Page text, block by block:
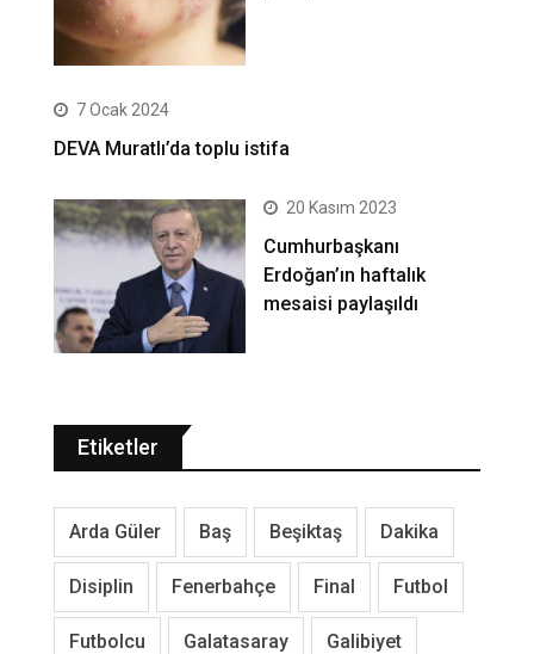
7 Ocak 2024
DEVA Muratlı’da toplu istifa
20 Kasım 2023
Cumhurbaşkanı
Erdoğan’ın haftalık
mesaisi paylaşıldı
Etiketler
Arda Güler Baş Beşiktaş Dakika
Disiplin Fenerbahçe Final Futbol
Futbolcu Galatasaray Galibiyet